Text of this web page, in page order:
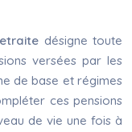
désigne toute
versées par les
de base et régimes
ces pensions
de vie une fois à